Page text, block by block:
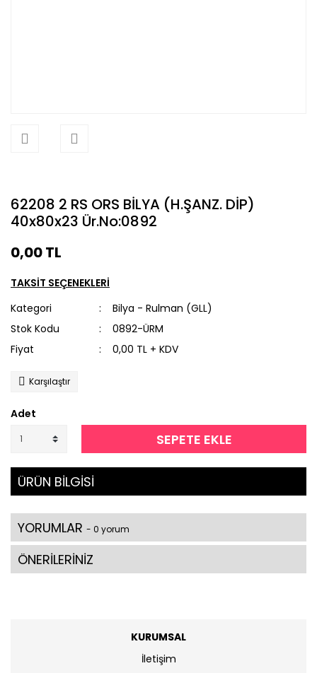
62208 2 RS ORS BİLYA (H.ŞANZ. DİP)
40x80x23 Ür.No:0892
0,00 TL
TAKSİT SEÇENEKLERİ
Kategori
Bilya - Rulman (GLL)
Stok Kodu
0892-ÜRM
Fiyat
0,00 TL + KDV
Karşılaştır
Adet
SEPETE EKLE
ÜRÜN BİLGİSİ
YORUMLAR - 0 yorum
ÖNERİLERİNİZ
KURUMSAL
İletişim